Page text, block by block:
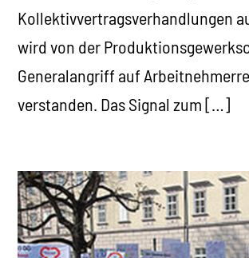
Kollektivvertragsverhandlungen
wird von der
Generalangriff auf
verstanden. Das Signal zum […]